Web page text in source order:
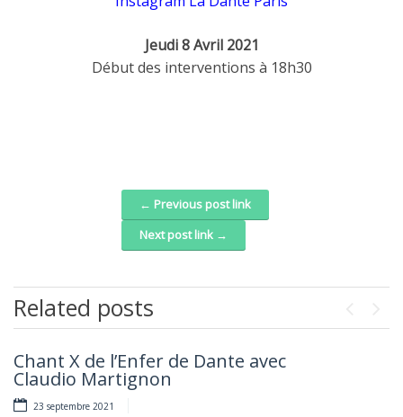
Jeudi 8 Avril 2021
Début des interventions à 18h30
Post navigation← Previous post link
Next post link →
Related posts
Chant X de l’Enfer de Dante avec
Claudio Martignon
23 septembre 2021
Quando Dante parla francese
28 janvier 2021